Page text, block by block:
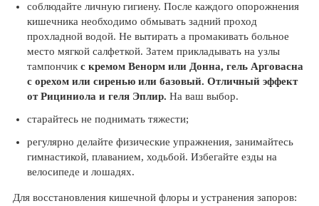
соблюдайте личную гигиену. После каждого опорожнения
кишечника необходимо обмывать задний проход
прохладной водой. Не вытирать а промакивать больное
место мягкой салфеткой. Затем прикладывать на узлы
тампончик с кремом Венорм или Донна, гель Арговасна
с орехом или сиренью или базовый. Отличный эффект
от Рициниола и геля Эплир. На ваш выбор.
старайтесь не поднимать тяжести;
регулярно делайте физические упражнения, занимайтесь
гимнастикой, плаванием, ходьбой. Избегайте езды на
велосипеде и лошадях.
Для восстановления кишечной флоры и устранения запоров: